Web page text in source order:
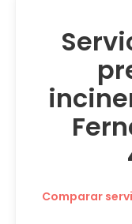
Comparar